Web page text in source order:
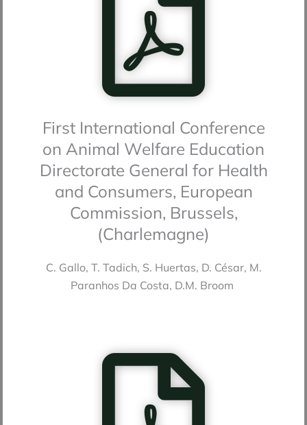
First International Conference
on Animal Welfare Education
Directorate General for Health
and Consumers, European
Commission, Brussels,
(Charlemagne)
C. Gallo, T. Tadich, S. Huertas, D. César, M.
Paranhos Da Costa, D.M. Broom